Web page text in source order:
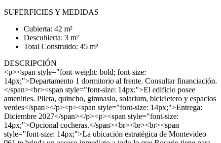
SUPERFICIES Y MEDIDAS
Cubierta: 42 m²
Descubierta: 3 m²
Total Construido: 45 m²
DESCRIPCIÓN
<p><span style="font-weight: bold; font-size:
14px;">Departamento 1 dormitorio al frente. Consultar financiación.
</span><br><span style="font-size: 14px;">El edificio posee
amenities. Pileta, quincho, gimnasio, solarium, bicicletero y espacios
verdes</span></p><p><span style="font-size: 14px;">Entrega:
Diciembre 2027</span></p><p><span style="font-size:
14px;">Opcional cocheras.</span><br><br><br><span
style="font-size: 14px;">La ubicación estratégica de Montevideo